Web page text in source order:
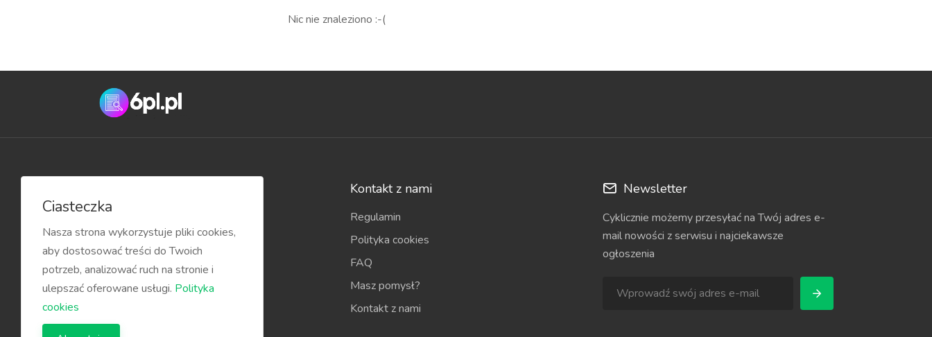
Nic nie znaleziono :-(
Kontakt z nami
Regulamin
Polityka cookies
FAQ
Masz pomysł?
Kontakt z nami
Newsletter
Cyklicznie możemy przesyłać na Twój adres e-
mail nowości z serwisu i najciekawsze
ogłoszenia
Ciasteczka
Nasza strona wykorzystuje pliki cookies,
aby dostosować treści do Twoich
potrzeb, analizować ruch na stronie i
ulepszać oferowane usługi. Polityka
cookies